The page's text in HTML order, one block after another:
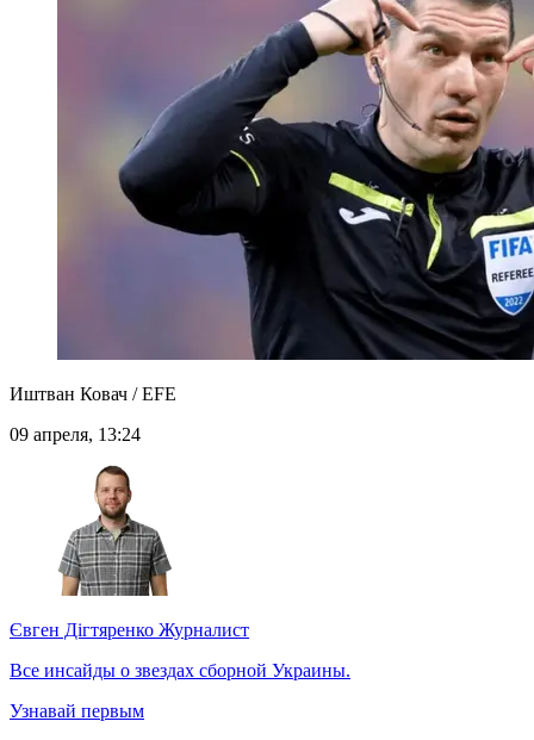
Иштван Ковач / EFE
09 апреля, 13:24
Євген Дігтяренко Журналист
Все инсайды о звездах сборной Украины.
Узнавай первым